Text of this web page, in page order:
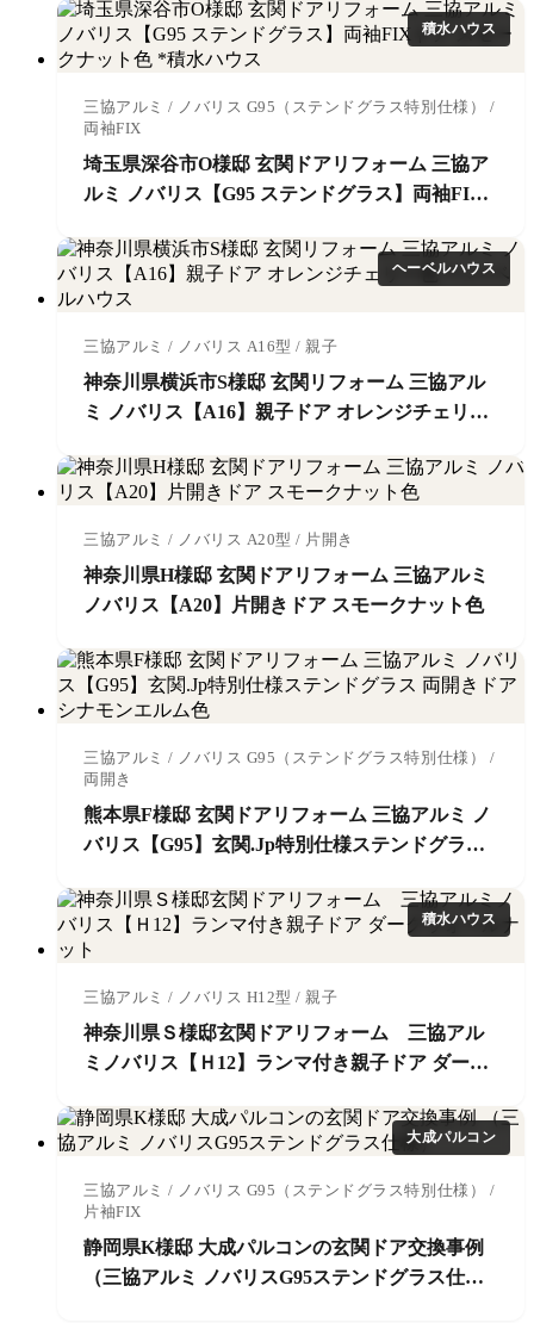
積水ハウス
三協アルミ / ノバリス G95（ステンドグラス特別仕様） /
両袖FIX
埼玉県深谷市O様邸 玄関ドアリフォーム 三協ア
ルミ ノバリス【G95 ステンドグラス】両袖FIX
ヘーベルハウス
三協アルミ / ノバリス A16型 / 親子
神奈川県横浜市S様邸 玄関リフォーム 三協アル
ミ ノバリス【A16】親子ドア オレンジチェリー
三協アルミ / ノバリス A20型 / 片開き
神奈川県H様邸 玄関ドアリフォーム 三協アルミ
ノバリス【A20】片開きドア スモークナット色
三協アルミ / ノバリス G95（ステンドグラス特別仕様） /
両開き
熊本県F様邸 玄関ドアリフォーム 三協アルミ ノ
バリス【G95】玄関.Jp特別仕様ステンドグラス
積水ハウス
三協アルミ / ノバリス H12型 / 親子
神奈川県Ｓ様邸玄関ドアリフォーム 三協アル
ミノバリス【Ｈ12】ランマ付き親子ドア ダーク
大成パルコン
三協アルミ / ノバリス G95（ステンドグラス特別仕様） /
片袖FIX
静岡県K様邸 大成パルコンの玄関ドア交換事例
（三協アルミ ノバリスG95ステンドグラス仕